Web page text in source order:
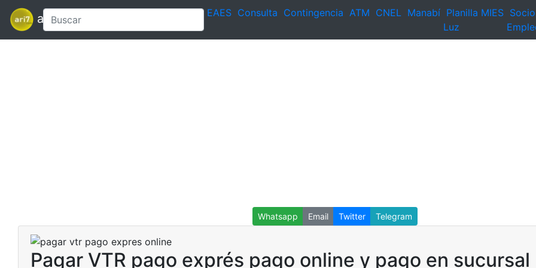
ari7 EAES Consulta Contingencia ATM CNEL Manabí Planilla
Luz
MIES Socio
Whatsapp Email Twitter Telegram
Pagar VTR pago exprés pago online y pago en sucursal